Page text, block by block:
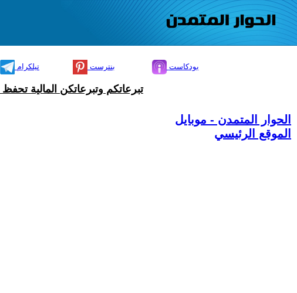
تيلكرام بنترست بودكاست
تبرعاتكم وتبرعاتكن المالية
الحوار المتمدن - موبايل
الموقع الرئيسي